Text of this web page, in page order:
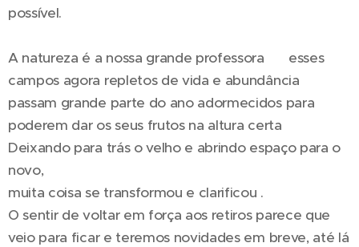
possível.
A natureza é a nossa grande professora 🍃 esses
campos agora repletos de vida e abundância
passam grande parte do ano adormecidos para
poderem dar os seus frutos na altura certa
Deixando para trás o velho e abrindo espaço para o
novo,
muita coisa se transformou e clarificou .
O sentir de voltar em força aos retiros parece que
veio para ficar e teremos novidades em breve, até lá